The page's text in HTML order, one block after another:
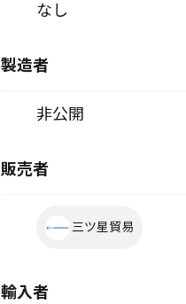
なし
製造者
非公開
販売者
三ツ星貿易
輸入者